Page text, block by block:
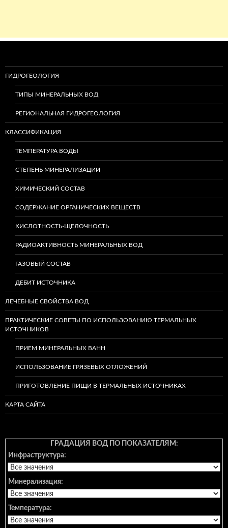
ГИДРОГЕОЛОГИЯ
ТИПЫ МИНЕРАЛЬНЫХ ВОД
РЕГИОНАЛЬНАЯ ГИДРОГЕОЛОГИЯ
КЛАССИФИКАЦИЯ
ТЕМПЕРАТУРА ВОДЫ
СТЕПЕНЬ МИНЕРАЛИЗАЦИИ
ХИМИЧЕСКИЙ СОСТАВ
СОДЕРЖАНИЕ ОРГАНИЧЕСКИХ ВЕЩЕСТВ
КИСЛОТНОСТЬ-ЩЕЛОЧНОСТЬ
РАДИОАКТИВНОСТЬ МИНЕРАЛЬНЫХ ВОД
ГАЗОВЫЙ СОСТАВ
ДЕБИТ ИСТОЧНИКА
ЛЕЧЕБНЫЕ СВОЙСТВА ВОД
ПРАКТИЧЕСКИЕ СОВЕТЫ ПО ИСПОЛЬЗОВАНИЮ ТЕРМАЛЬНЫХ
ИСТОЧНИКОВ
ПРИЕМ МИНЕРАЛЬНЫХ ВАНН
ИСПОЛЬЗОВАНИЕ ГРЯЗЕВЫХ ОТЛОЖЕНИЙ
ПРИГОТОВЛЕНИЕ ПИЩИ В ТЕРМАЛЬНЫХ ИСТОЧНИКАХ
КАРТА САЙТА
ГРАДАЦИЯ ВОД ПО ПОКАЗАТЕЛЯМ:
Инфраструктура:
Минерализация:
Температура: